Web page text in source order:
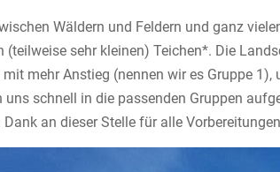
Wäldern und Feldern und ganz
sehr kleinen) Teichen*. Die
mehr Anstieg (nennen wir es Gruppe
uns schnell in die passenden Gruppen
an dieser Stelle für alle